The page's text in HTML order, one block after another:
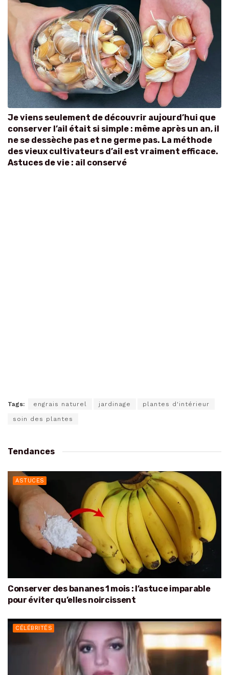
Je viens seulement de découvrir aujourd’hui que
conserver l’ail était si simple : même après un an, il
ne se dessèche pas et ne germe pas. La méthode
des vieux cultivateurs d’ail est vraiment efficace.
Astuces de vie : ail conservé
Tags: engrais naturel jardinage plantes d'intérieur
soin des plantes
Tendances
ASTUCES
Conserver des bananes 1 mois : l’astuce imparable
pour éviter qu’elles noircissent
CÉLÉBRITÉS